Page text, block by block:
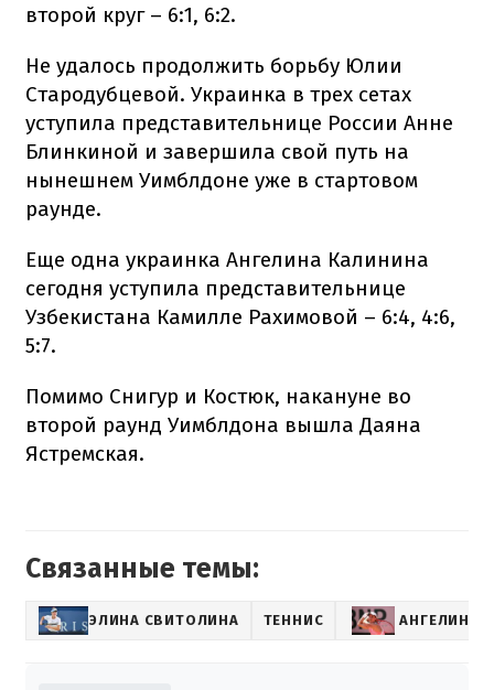
второй круг – 6:1, 6:2.
Не удалось продолжить борьбу Юлии
Стародубцевой. Украинка в трех сетах
уступила представительнице России Анне
Блинкиной и завершила свой путь на
нынешнем Уимблдоне уже в стартовом
раунде.
Еще одна украинка Ангелина Калинина
сегодня уступила представительнице
Узбекистана Камилле Рахимовой – 6:4, 4:6,
5:7.
Помимо Снигур и Костюк, накануне во
второй раунд Уимблдона вышла Даяна
Ястремская.
Связанные темы:
ЭЛИНА СВИТОЛИНА ТЕННИС АНГЕЛИНА